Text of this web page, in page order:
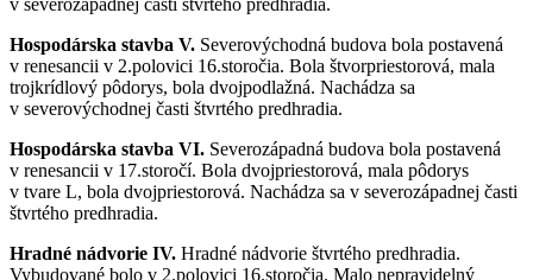
Hospodárska stavba V. Severovýchodná budova bola postavená
v renesancii v 2.polovici 16.storočia. Bola štvorpriestorová, mala
trojkrídlový pôdorys, bola dvojpodlažná. Nachádza sa
v severovýchodnej časti štvrtého predhradia.
Hospodárska stavba VI. Severozápadná budova bola postavená
v renesancii v 17.storočí. Bola dvojpriestorová, mala pôdorys
v tvare L, bola dvojpriestorová. Nachádza sa v severozápadnej časti
štvrtého predhradia.
Hradné nádvorie IV. Hradné nádvorie štvrtého predhradia.
Vybudované bolo v 2.polovici 16.storočia. Malo nepravidelný